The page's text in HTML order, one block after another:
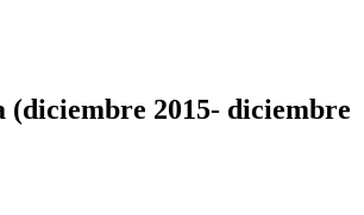
(diciembre 2015- diciembre